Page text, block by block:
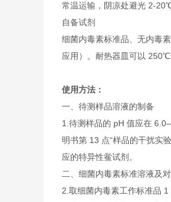
常温运输，阴凉处避光 2-
自备试剂
细菌内毒素标准品、无内毒
应用）。耐热器皿可以 250℃
使用方法：
一、待测样品溶液的制备
1.待测样品的 pH 值应在
明书第 13 点“样品的干扰实
应的特异性鲎试剂。
二、细菌内毒素标准溶液及
2.取细菌内毒素工作标准品